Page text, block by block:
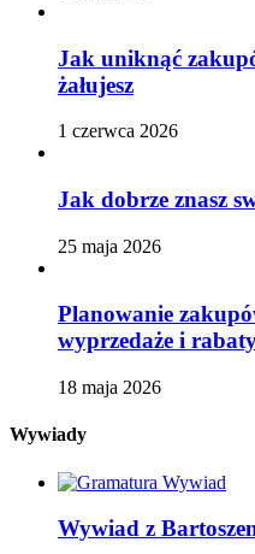
Jak uniknąć
żałujesz
1 czerwca 2026
Jak dobrze znasz
25 maja 2026
Planowanie
wyprzedaże i
18 maja 2026
Wywiady
Wywiad z